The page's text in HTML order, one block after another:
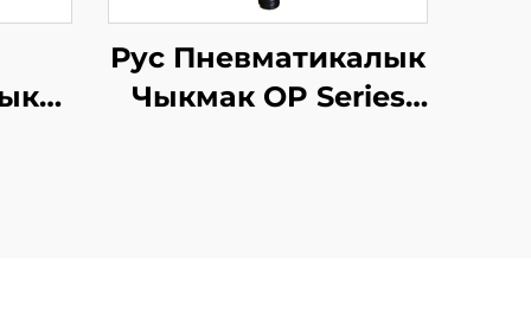
Рус Пневматикалык
Чыкмак OP Series